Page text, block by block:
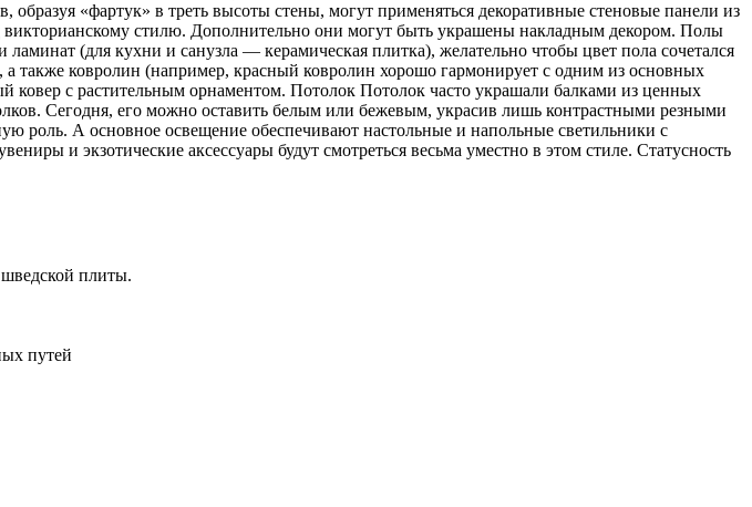
«фартук» в треть высоты стены, могут применяться декоративные стеновые панели из
стилю. Дополнительно они могут быть украшены накладным декором. Полы
(для кухни и санузла — керамическая плитка), желательно чтобы цвет пола сочетался
также ковролин (например, красный ковролин хорошо гармонирует с одним из основных
с растительным орнаментом. Потолок Потолок часто украшали балками из ценных
Сегодня, его можно оставить белым или бежевым, украсив лишь контрастными резными
роль. А основное освещение обеспечивают настольные и напольные светильники с
и экзотические аксессуары будут смотреться весьма уместно в этом стиле. Статусность
плиты.
путей